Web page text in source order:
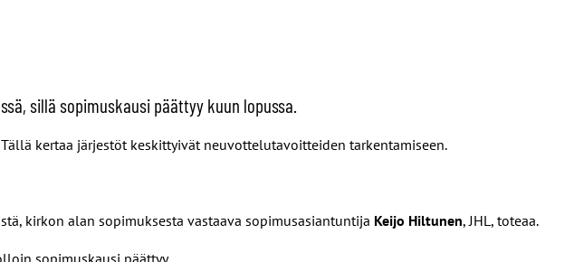
sillä sopimuskausi päättyy kuun lopussa.
kertaa järjestöt keskittyivät neuvottelutavoitteiden tarkentamiseen.
kirkon alan sopimuksesta vastaava sopimusasiantuntija Keijo Hiltunen, JHL, toteaa.
sopimuskausi päättyy.